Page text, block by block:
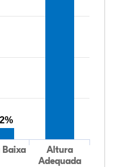
Altura
Adequada